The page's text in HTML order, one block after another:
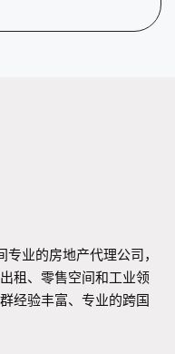
业的房地产代理公司，
租、零售空间和工业领
经验丰富、专业的跨国